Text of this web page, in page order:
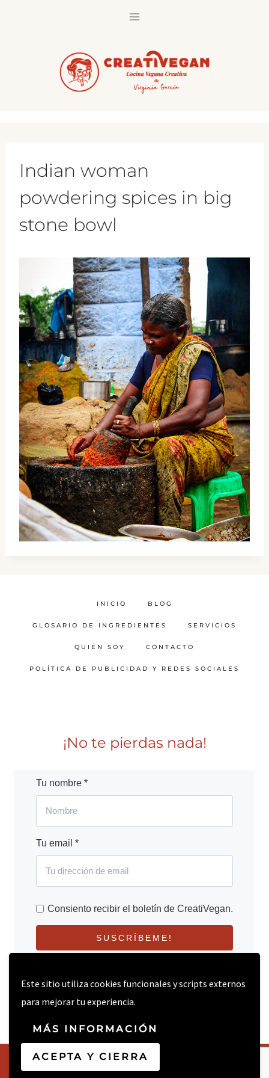
Este sitio utiliza cookies funcionales y scripts externos
para mejorar tu experiencia.
MÁS INFORMACIÓN
ACEPTA Y CIERRA
Indian woman
powdering spices in big
stone bowl
INICIO BLOG
GLOSARIO DE INGREDIENTES SERVICIOS
QUIÉN SOY CONTACTO
POLÍTICA DE PUBLICIDAD Y REDES SOCIALES
¡No te pierdas nada!
Tu nombre *
Tu email *
Consiento recibir el boletín de CreatiVegan.
SUSCRÍBEME!
© 2026 CREATIVEGAN.NET